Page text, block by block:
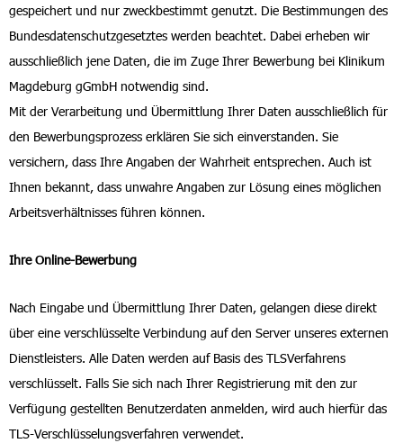
gespeichert und nur zweckbestimmt genutzt. Die Bestimmungen des
Bundesdatenschutzgesetztes werden beachtet. Dabei erheben wir
ausschließlich jene Daten, die im Zuge Ihrer Bewerbung bei Klinikum
Magdeburg gGmbH notwendig sind.
Mit der Verarbeitung und Übermittlung Ihrer Daten ausschließlich für
den Bewerbungsprozess erklären Sie sich einverstanden. Sie
versichern, dass Ihre Angaben der Wahrheit entsprechen. Auch ist
Ihnen bekannt, dass unwahre Angaben zur Lösung eines möglichen
Arbeitsverhältnisses führen können.
Ihre Online-Bewerbung
Nach Eingabe und Übermittlung Ihrer Daten, gelangen diese direkt
über eine verschlüsselte Verbindung auf den Server unseres externen
Dienstleisters. Alle Daten werden auf Basis des TLSVerfahrens
verschlüsselt. Falls Sie sich nach Ihrer Registrierung mit den zur
Verfügung gestellten Benutzerdaten anmelden, wird auch hierfür das
TLS-Verschlüsselungsverfahren verwendet.